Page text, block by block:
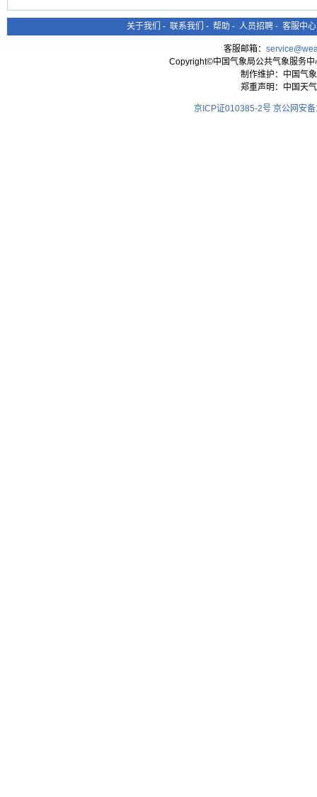
关于我们 - 联系我们 - 帮助 - 人员招聘 - 客服中心
客服邮箱：
Copyright©中国气象局公共气象服务
制作维护：中国气
郑重声明：中国天
京ICP证010385-2号 京公网安